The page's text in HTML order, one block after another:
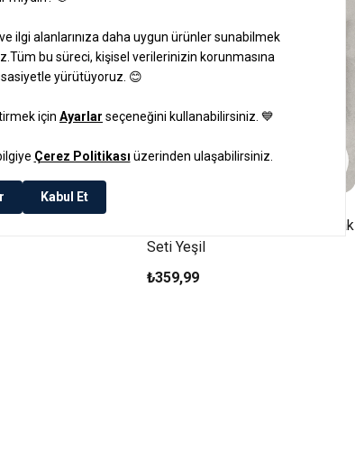
Chimera Fırın Eldiveni Ve Tutacak
Seti Yeşil
₺359,99